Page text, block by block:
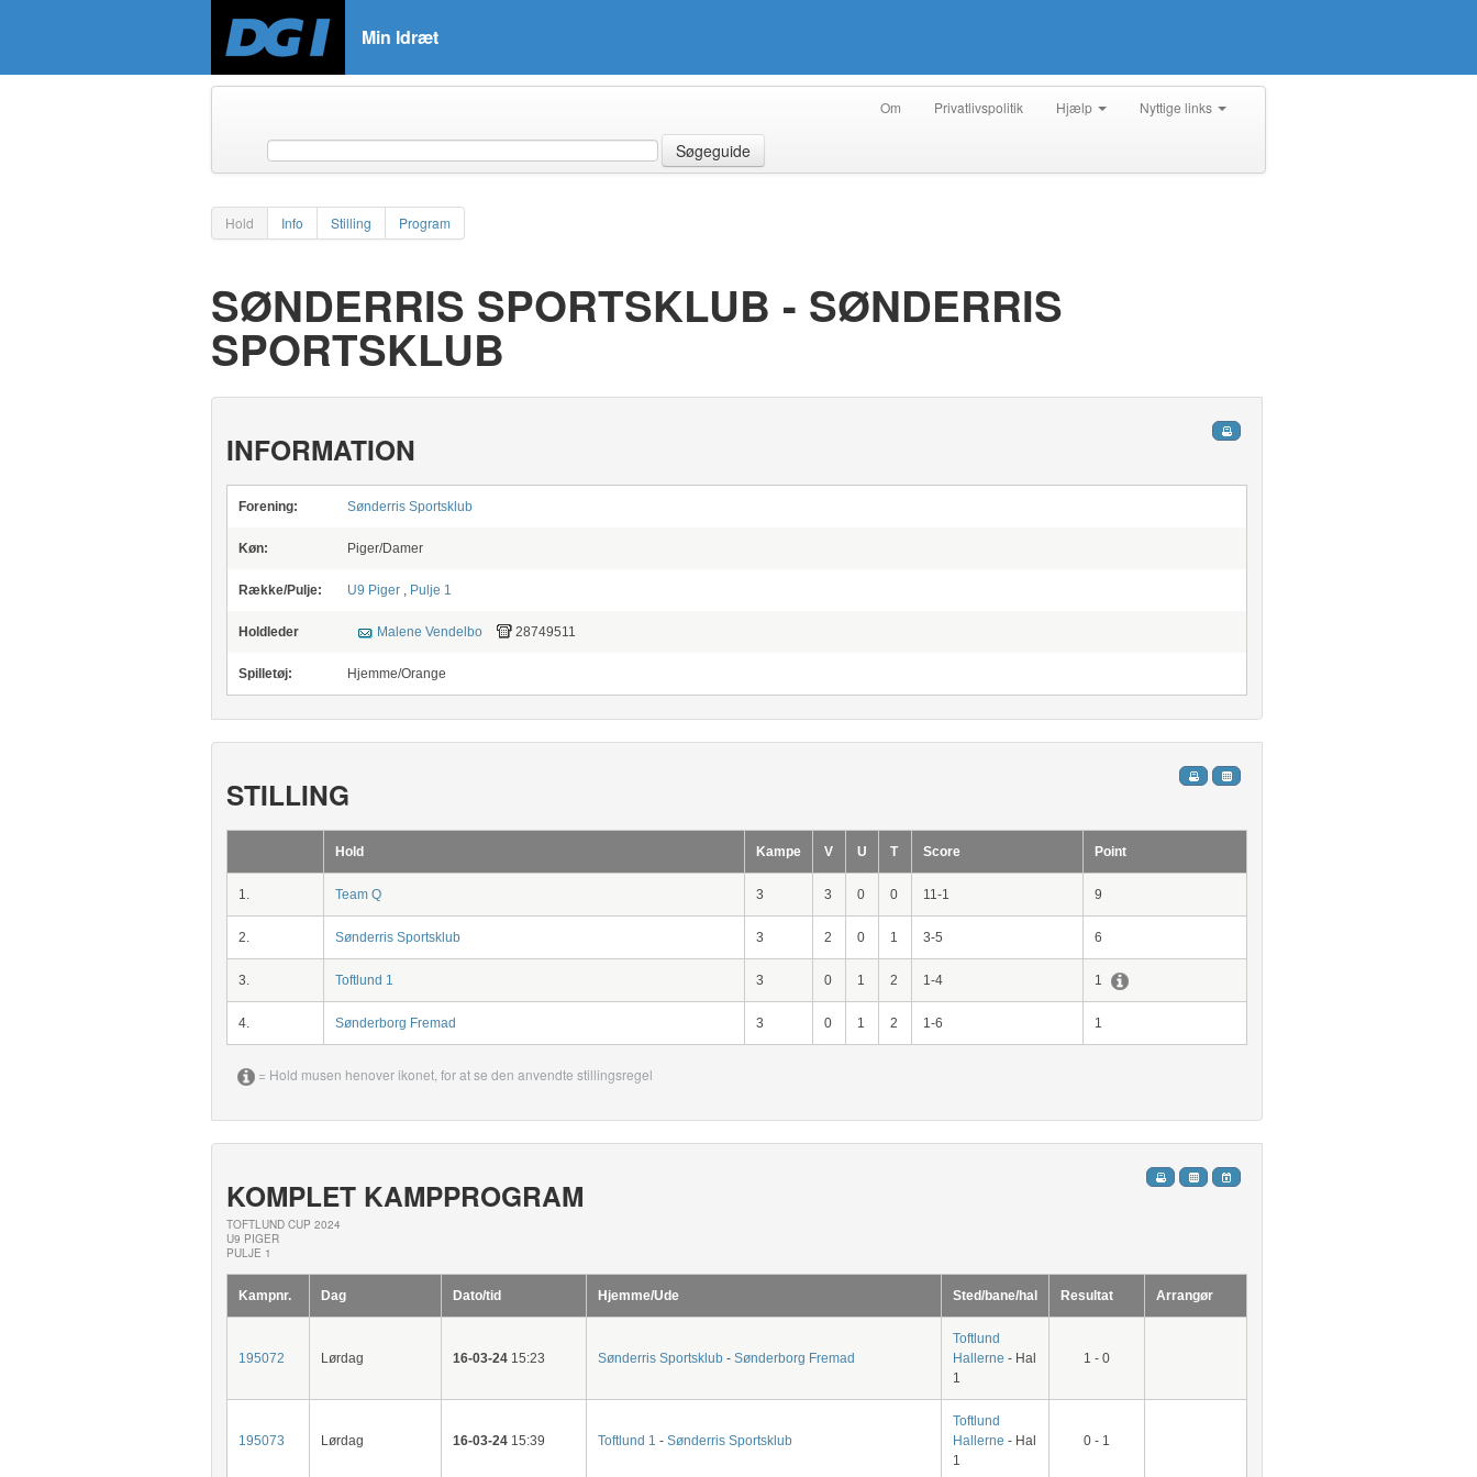
Min Idræt
Om Privatlivspolitik Hjælp Nyttige links
Søgeguide
Hold Info Stilling Program
SØNDERRIS SPORTSKLUB - SØNDERRIS
SPORTSKLUB
INFORMATION
Forening: Sønderris Sportsklub
Køn: Piger/Damer
Række/Pulje: U9 Piger, Pulje 1
Holdleder Malene Vendelbo 28749511
Spilletøj: Hjemme/Orange
STILLING
Hold Kampe V U T Score Point
1. Team Q 3 3 0 0 11-1 9
2. Sønderris Sportsklub 3 2 0 1 3-5 6
3. Toftlund 1 3 0 1 2 1-4 1
4. Sønderborg Fremad 3 0 1 2 1-6 1
= Hold musen henover ikonet, for at se den anvendte stillingsregel
KOMPLET KAMPPROGRAM
TOFTLUND CUP 2024
U9 PIGER
PULJE 1
Kampnr. Dag Dato/tid Hjemme/Ude Sted/bane/hal Resultat Arrangør
195072 Lørdag 16-03-2415:23 Sønderris Sportsklub- Sønderborg Fremad
Toftlund
Hallerne - Hal
1
1 - 0
195073 Lørdag 16-03-2415:39 Toftlund 1 - Sønderris Sportsklub
Toftlund
Hallerne - Hal
1
0 - 1